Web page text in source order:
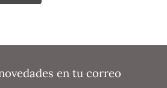
en tu correo